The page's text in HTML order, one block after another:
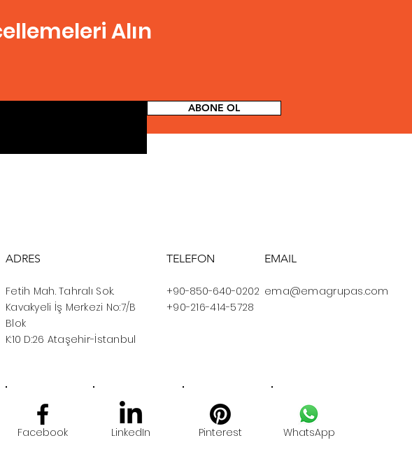
Alın
ABONE OL
ADRES
Fetih Mah. Tahralı Sok.
Kavakyeli İş Merkezi No:7/B
Blok
K:10 D:26 Ataşehir-İstanbul
TELEFON
+90-850-640-0202
+90-216-414-5728
EMAIL
ema@emagrupas.com
Facebook LinkedIn Pinterest WhatsApp